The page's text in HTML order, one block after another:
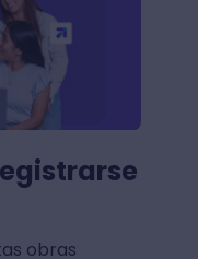
obras